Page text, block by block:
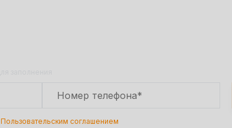
Пользовательским соглашением